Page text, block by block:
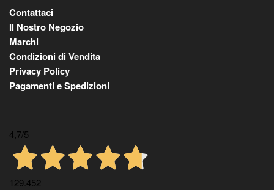
Contattaci
Il Nostro Negozio
Marchi
Condizioni di Vendita
Privacy Policy
Pagamenti e Spedizioni
4,7/5
129.452